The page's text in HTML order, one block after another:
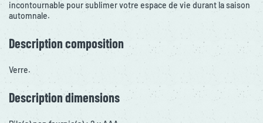
incontournable pour sublimer votre espace de vie durant la saison
automnale.
Description composition
Verre.
Description dimensions